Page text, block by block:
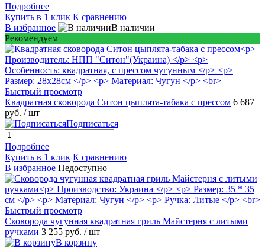
Подробнее
Купить в 1 клик К сравнению
В избранное
В наличии
Рекомендуем
Быстрый просмотр
Квадратная сковорода Ситон цыплята-табака с прессом 6 687
руб. / шт
Подписаться
Подробнее
Купить в 1 клик К сравнению
В избранное Недоступно
Быстрый просмотр
Сковорода чугунная квадратная гриль Майстерня с литыми
ручками 3 255 руб. / шт
В корзину